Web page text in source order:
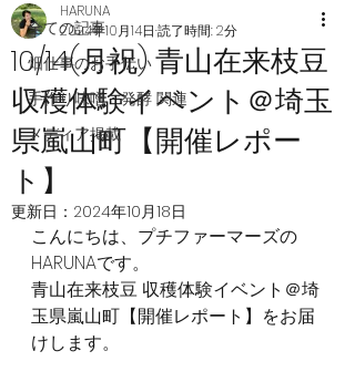
全ての記事
畑仕事のお手伝い
手作り味噌・発酵 関連
メディア掲載
10/14(月祝) 青山在来枝豆
収穫体験イベント＠埼玉
県嵐山町【開催レポー
ト】
HARUNA
2024年10月14日 読了時間: 2分
更新日： 2024年10月18日
こんにちは、プチファーマーズの
HARUNAです。
青山在来枝豆 収穫体験イベント＠埼
玉県嵐山町【開催レポート】をお届
けします。